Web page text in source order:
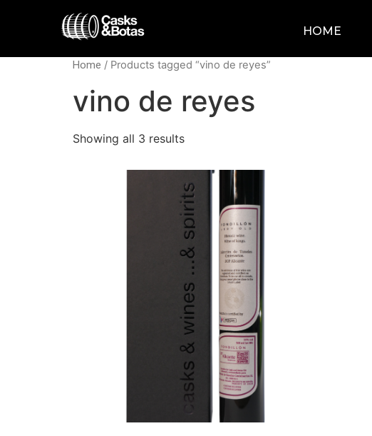
HOME
Home / Products tagged “vino de reyes”
vino de reyes
Showing all 3 results